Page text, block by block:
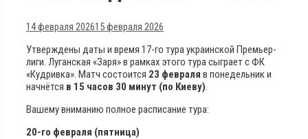
14 февраля 202615 февраля 2026
Утверждены даты и время 17-го тура украинской Премьер-
лиги. Луганская «Заря» в рамках этого тура сыграет с ФК
«Кудривка». Матч состоится 23 февраля в понедельник и
начнётся в 15 часов 30 минут (по Киеву).
Вашему вниманию полное расписание тура:
20-го февраля (пятница)